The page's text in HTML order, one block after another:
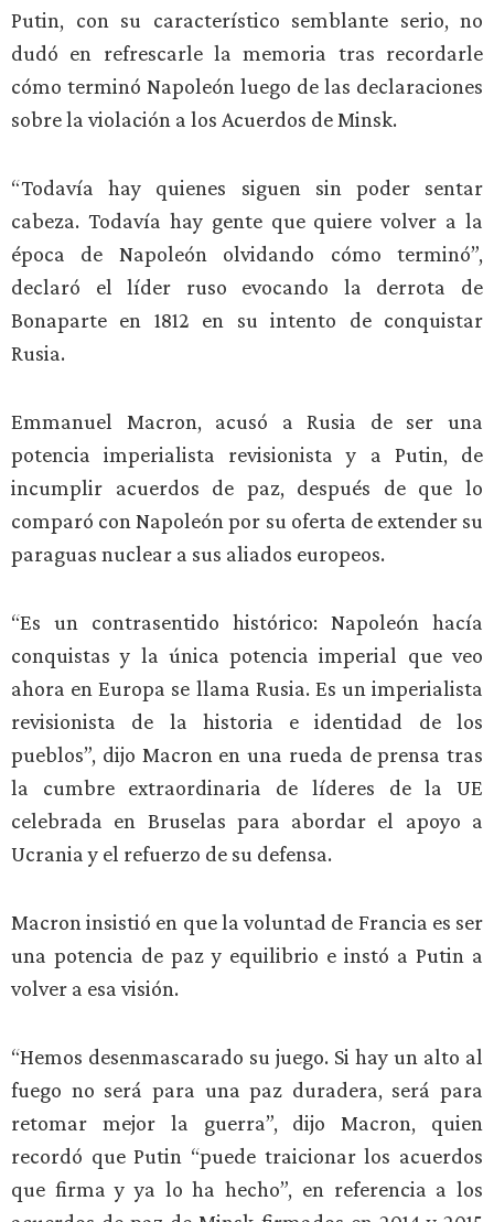
Putin, con su característico semblante serio, no
dudó en refrescarle la memoria tras recordarle
cómo terminó Napoleón luego de las declaraciones
sobre la violación a los Acuerdos de Minsk.
“Todavía hay quienes siguen sin poder sentar
cabeza. Todavía hay gente que quiere volver a la
época de Napoleón olvidando cómo terminó”,
declaró el líder ruso evocando la derrota de
Bonaparte en 1812 en su intento de conquistar
Rusia.
Emmanuel Macron, acusó a Rusia de ser una
potencia imperialista revisionista y a Putin, de
incumplir acuerdos de paz, después de que lo
comparó con Napoleón por su oferta de extender su
paraguas nuclear a sus aliados europeos.
“Es un contrasentido histórico: Napoleón hacía
conquistas y la única potencia imperial que veo
ahora en Europa se llama Rusia. Es un imperialista
revisionista de la historia e identidad de los
pueblos”, dijo Macron en una rueda de prensa tras
la cumbre extraordinaria de líderes de la UE
celebrada en Bruselas para abordar el apoyo a
Ucrania y el refuerzo de su defensa.
Macron insistió en que la voluntad de Francia es ser
una potencia de paz y equilibrio e instó a Putin a
volver a esa visión.
“Hemos desenmascarado su juego. Si hay un alto al
fuego no será para una paz duradera, será para
retomar mejor la guerra”, dijo Macron, quien
recordó que Putin “puede traicionar los acuerdos
que firma y ya lo ha hecho”, en referencia a los